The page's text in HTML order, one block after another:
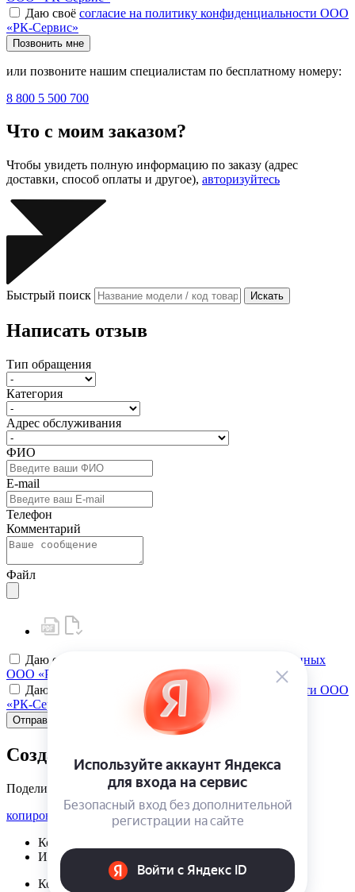
Даю своё согласие на политику конфиденциальности ООО
«РК-Сервис»
Позвонить мне
или позвоните нашим специалистам по бесплатному номеру:
8 800 5 500 700
Что с моим заказом?
Чтобы увидеть полную информацию по заказу (адрес
доставки, способ оплаты и другое), авторизуйтесь
Быстрый поиск Искать
Написать отзыв
Тип обращения
Категория
Адрес обслуживания
ФИО
E-mail
Телефон
Комментарий
Файл
Даю своё
согласие на обработку персональных данных
ООО «РК-Сервис»
Даю своё
согласие на политику конфиденциальности ООО
«РК-Сервис»
Отправить
Создать карту клиента
Поделиться
копировать ссылку
Корзина | {{ cart.items.value.length }}
Избранное | {{ initData.favoriteProducts.length }}
Корзина | {{ cart.items.value.length }}